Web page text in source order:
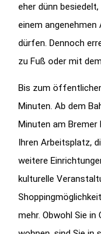
eher dünn
einem angenehmen
dürfen. Dennoch
zu Fuß oder mit
Bis zum
Minuten. Ab dem
Minuten am
Ihren Arbeitsplatz,
weitere
kulturelle
mehr. Obwohl Sie in